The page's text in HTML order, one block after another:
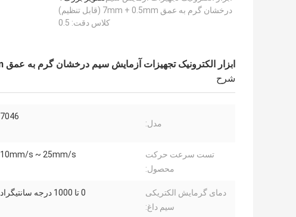
درخشان گرم به عمق 7mm + 0.5mm (قابل تنظیم)
کلاس دقت: 0.5
ابزار الکترونیک تجهیزات آزمایش سیم درخشان گرم به عمق 7mm + 0.5mm (قابل تنظیم) کلاس دقت: 0.5
شرح
مدل:
7046
تست سرعت حرکت
محصول:
10mm/s ~ 25mm/s
دمای گرمایش الکتریکی
سیم داغ:
0 تا 1000 درجه سانتیگراد